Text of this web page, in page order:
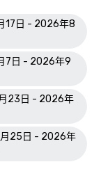
17日 - 2026年8
7日 - 2026年9
23日 - 2026年
25日 - 2026年